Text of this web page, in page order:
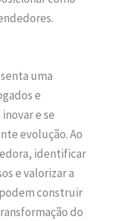
uma
e
e se
evolução. Ao
identificar
e valorizar a
construir
do